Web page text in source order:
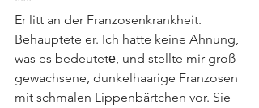
Er litt an der Franzosenkrankheit.
Behauptete er. Ich hatte keine Ahnung,
was es bedeutetе, und stellte mir groß
gewachsene, dunkelhaarige Franzosen
mit schmalen Lippenbärtchen vor. Sie